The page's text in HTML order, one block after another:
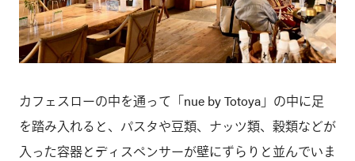
カフェスローの中を通って「nue by Totoya」の中に足
を踏み入れると、パスタや豆類、ナッツ類、穀類などが
入った容器とディスペンサーが壁にずらりと並んでいま